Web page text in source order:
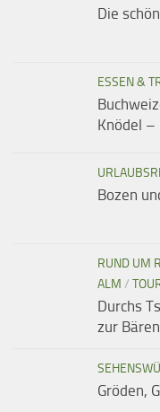
Die
ESSEN &
Knödel –
Bozen
RUND UM
ALM /
Durchs
zur
Gröden,